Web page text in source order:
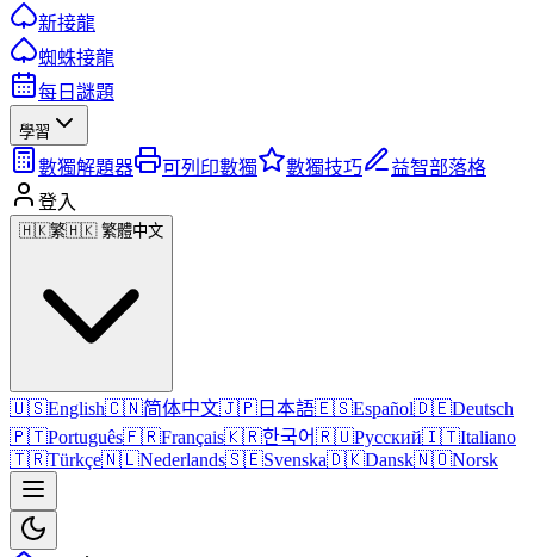
新接龍
蜘蛛接龍
每日謎題
學習
數獨解題器 可列印數獨 數獨技巧
益智部落格
登入
🇭🇰繁🇭🇰 繁體中文
🇺🇸English🇨🇳简体中文🇯🇵 日本語🇪🇸Español🇩🇪Deutsch
🇵🇹Português🇫🇷Français🇰🇷한국어🇷🇺Русский🇮🇹Italiano
🇹🇷Türkçe🇳🇱Nederlands🇸🇪Svenska🇩🇰Dansk🇳🇴Norsk